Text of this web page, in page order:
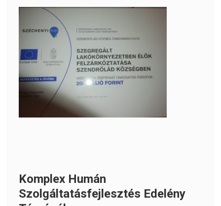
Komplex Humán
Szolgáltatásfejlesztés Edelény